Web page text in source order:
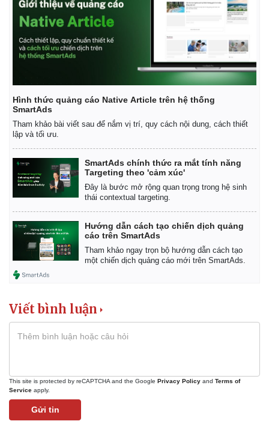
Hình thức quảng cáo Native Article trên hệ thống
SmartAds
Tham khảo bài viết sau để nắm vị trí, quy cách nội dung, cách thiết
lập và tối ưu.
SmartAds chính thức ra mắt tính năng
Targeting theo 'cảm xúc'
Đây là bước mở rộng quan trọng trong hệ sinh
thái contextual targeting.
Hướng dẫn cách tạo chiến dịch quảng
cáo trên SmartAds
Tham khảo ngay trọn bộ hướng dẫn cách tạo
một chiến dịch quảng cáo mới trên SmartAds.
Viết bình luận
This site is protected by reCAPTCHA and the Google Privacy Policy and Terms of
Service apply.
Gửi tin